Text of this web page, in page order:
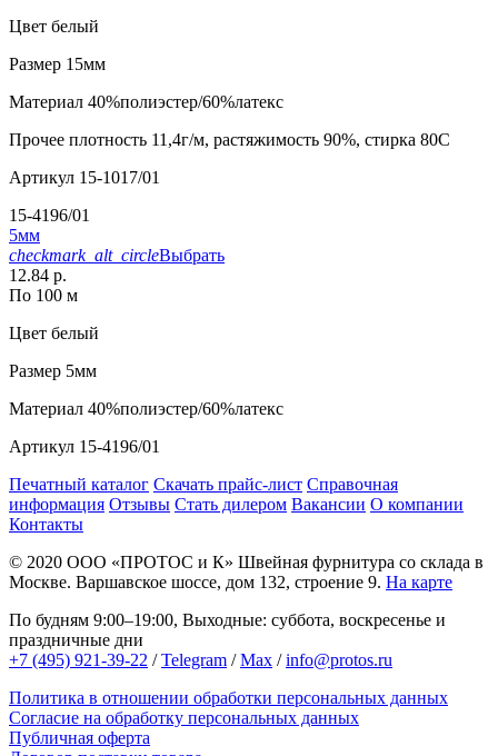
Цвет белый
Размер 15мм
Материал 40%полиэстер/60%латекс
Прочее плотность 11,4г/м, растяжимость 90%, стирка 80С
Артикул 15-1017/01
15-4196/01
5мм
checkmark_alt_circleВыбрать
12.84 р.
По 100 м
Цвет белый
Размер 5мм
Материал 40%полиэстер/60%латекс
Артикул 15-4196/01
Печатный каталог Скачать прайс-лист Справочная
информация Отзывы Стать дилером Вакансии О компании
Контакты
© 2020 ООО «ПРОТОС и К» Швейная фурнитура со склада в
Москве. Варшавское шоссе, дом 132, строение 9. На карте
По будням 9:00–19:00, Выходные: суббота, воскресенье и
праздничные дни
+7 (495) 921-39-22 /Telegram /Max /info@protos.ru
Политика в отношении обработки персональных данных
Согласие на обработку персональных данных
Публичная оферта